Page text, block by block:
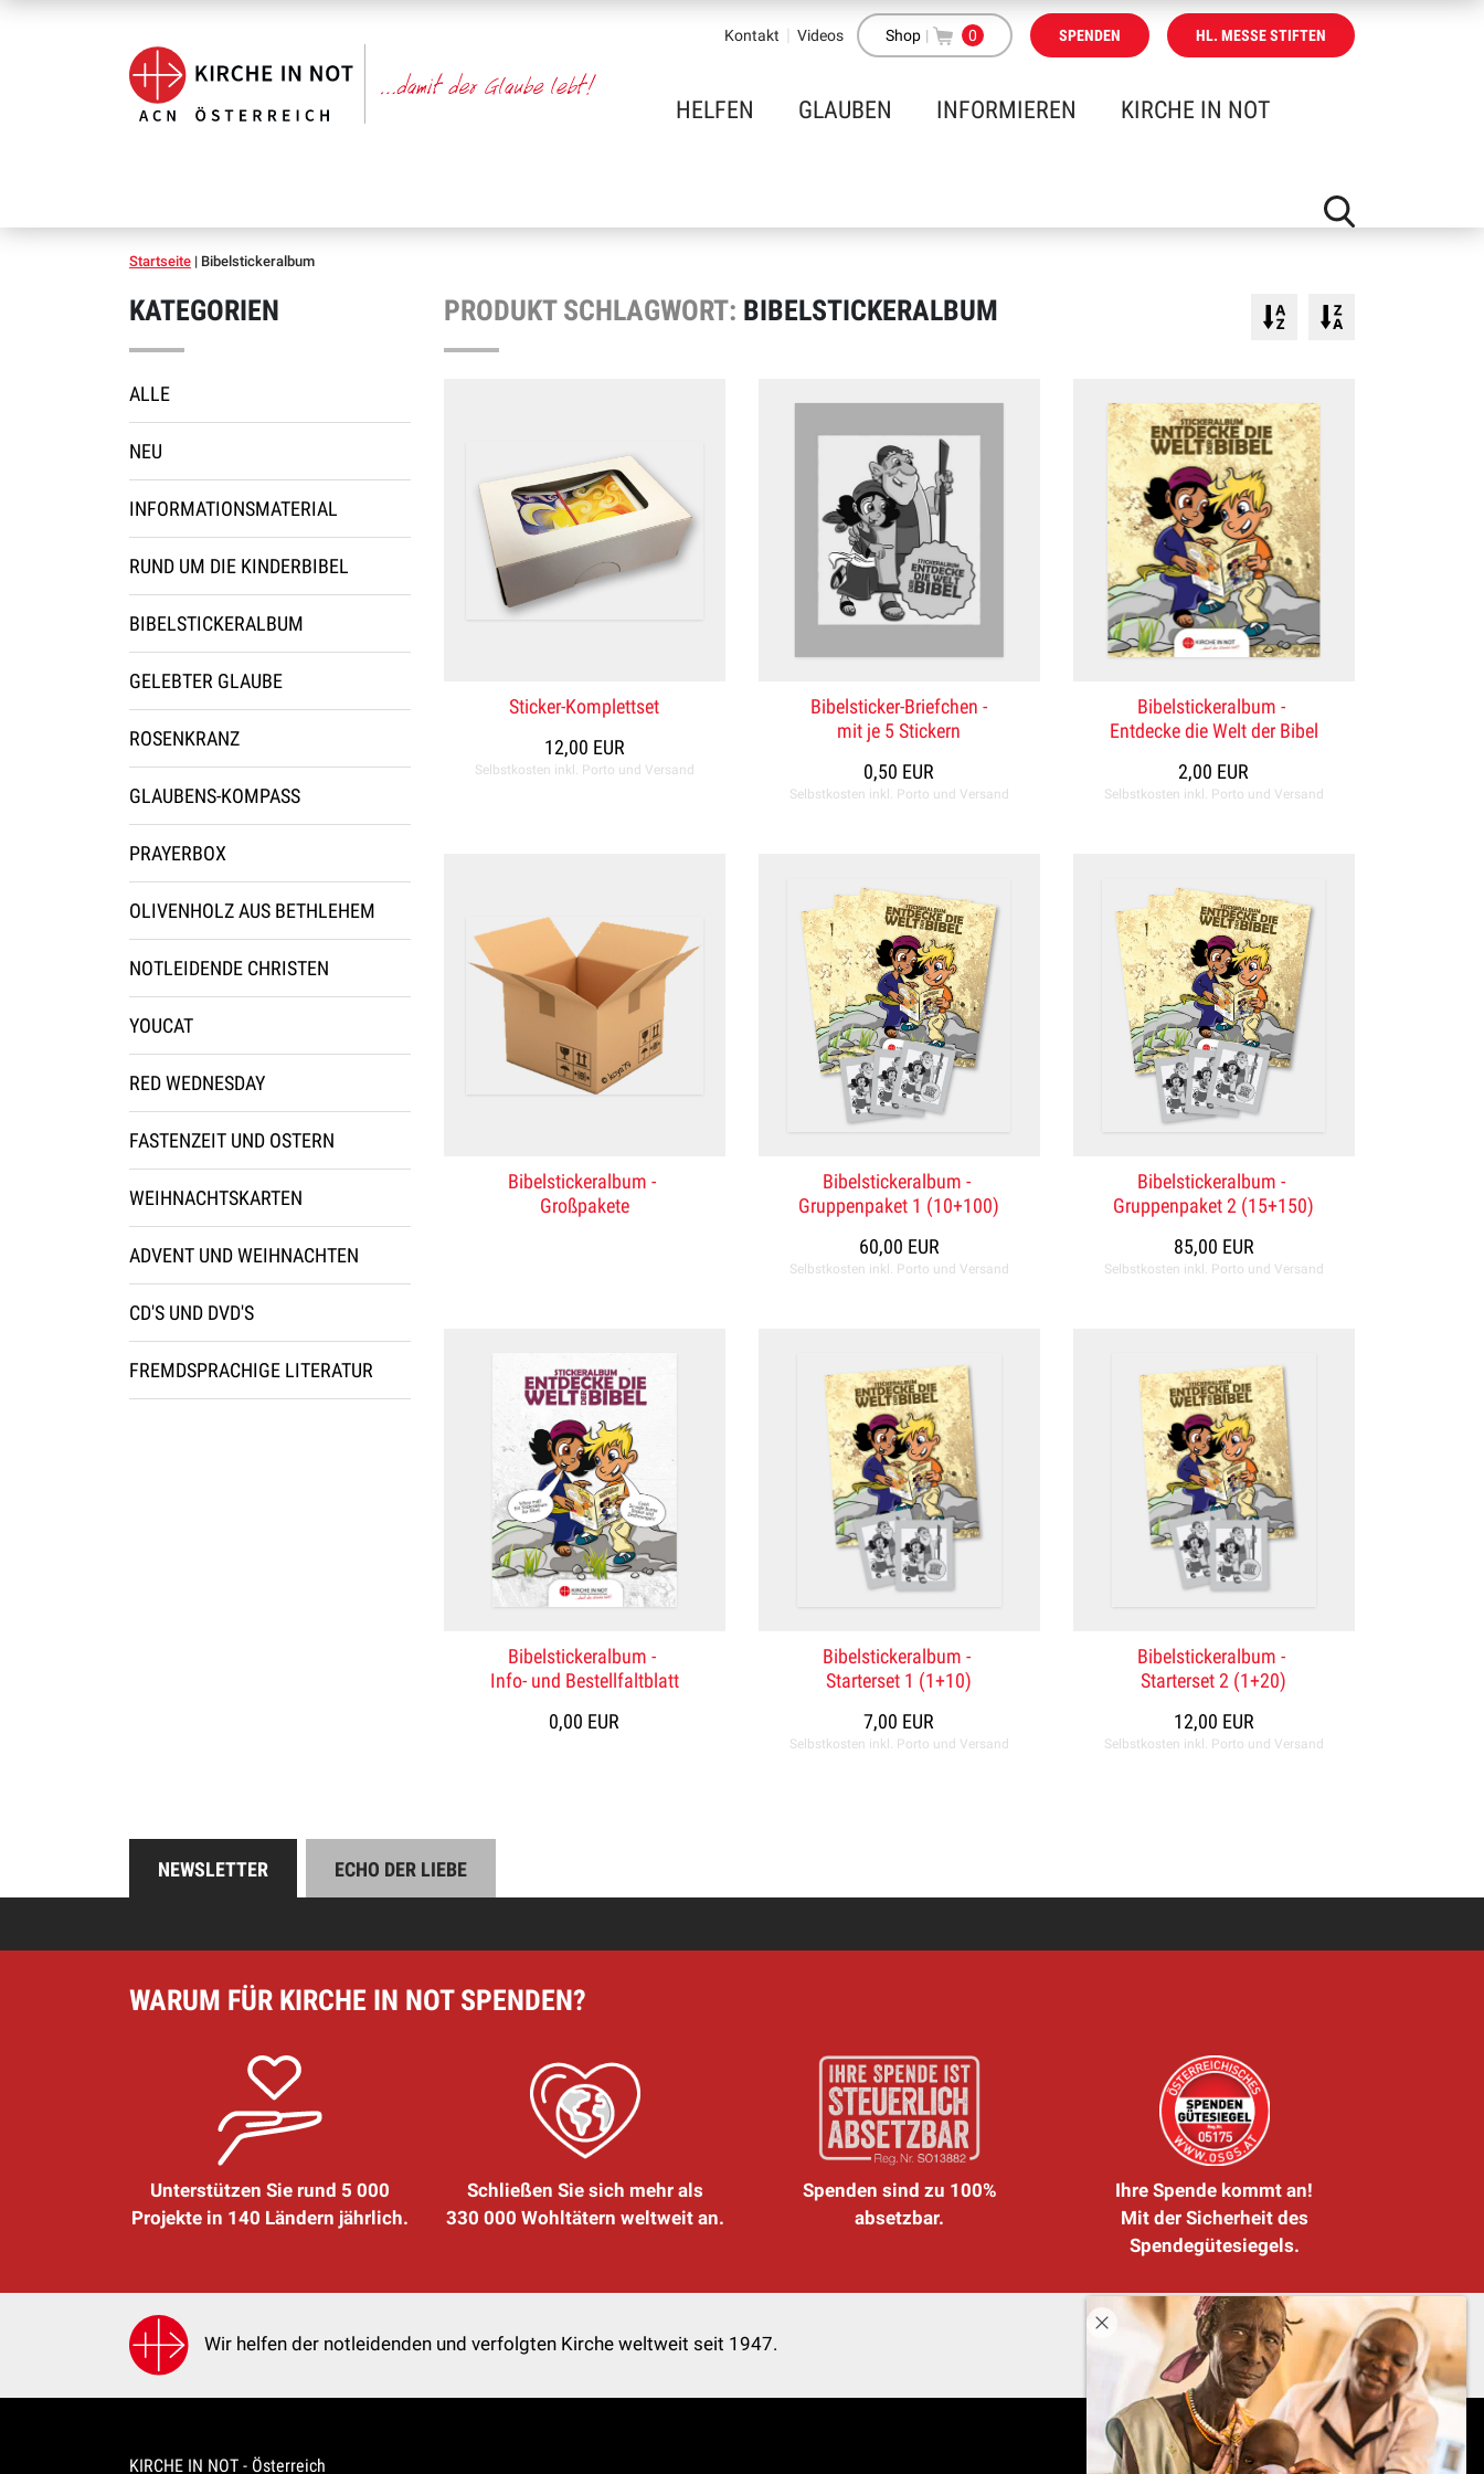
Kontakt Videos Shop | 0 SPENDEN HL. MESSE STIFTEN
HELFEN GLAUBEN INFORMIEREN KIRCHE IN NOT
Startseite | Bibelstickeralbum
KATEGORIEN
ALLE
NEU
INFORMATIONSMATERIAL
RUND UM DIE KINDERBIBEL
BIBELSTICKERALBUM
GELEBTER GLAUBE
ROSENKRANZ
GLAUBENS-KOMPASS
PRAYERBOX
OLIVENHOLZ AUS BETHLEHEM
NOTLEIDENDE CHRISTEN
YOUCAT
RED WEDNESDAY
FASTENZEIT UND OSTERN
WEIHNACHTSKARTEN
ADVENT UND WEIHNACHTEN
CD'S UND DVD'S
FREMDSPRACHIGE LITERATUR
PRODUKT SCHLAGWORT: BIBELSTICKERALBUM
Sticker-Komplettset
12,00 EUR
Selbstkosten inkl. Porto und Versand
Bibelsticker-Briefchen -
mit je 5 Stickern
0,50 EUR
Selbstkosten inkl. Porto und Versand
Bibelstickeralbum -
Entdecke die Welt der Bibel
2,00 EUR
Selbstkosten inkl. Porto und Versand
Bibelstickeralbum -
Großpakete
Bibelstickeralbum -
Gruppenpaket 1 (10+100)
60,00 EUR
Selbstkosten inkl. Porto und Versand
Bibelstickeralbum -
Gruppenpaket 2 (15+150)
85,00 EUR
Selbstkosten inkl. Porto und Versand
Bibelstickeralbum -
Info- und Bestellfaltblatt
0,00 EUR
Bibelstickeralbum -
Starterset 1 (1+10)
7,00 EUR
Selbstkosten inkl. Porto und Versand
Bibelstickeralbum -
Starterset 2 (1+20)
12,00 EUR
Selbstkosten inkl. Porto und Versand
NEWSLETTER ECHO DER LIEBE
WARUM FÜR KIRCHE IN NOT SPENDEN?
Unterstützen Sie rund 5 000
Projekte in 140 Ländern jährlich.
Schließen Sie sich mehr als
330 000 Wohltätern weltweit an.
Spenden sind zu 100%
absetzbar.
Ihre Spende kommt an!
Mit der Sicherheit des
Spendegütesiegels.
Wir helfen der notleidenden und verfolgten Kirche weltweit seit 1947.
KIRCHE IN NOT - Österreich